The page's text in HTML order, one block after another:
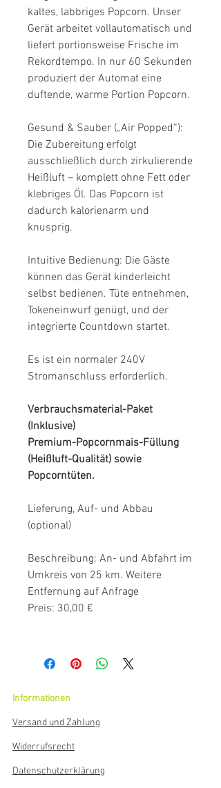
kaltes, labbriges Popcorn. Unser
Gerät arbeitet vollautomatisch und
liefert portionsweise Frische im
Rekordtempo. In nur 60 Sekunden
produziert der Automat eine
duftende, warme Portion Popcorn.
Gesund & Sauber („Air Popped“):
Die Zubereitung erfolgt
ausschließlich durch zirkulierende
Heißluft – komplett ohne Fett oder
klebriges Öl. Das Popcorn ist
dadurch kalorienarm und
knusprig.
​Intuitive Bedienung: Die Gäste
können das Gerät kinderleicht
selbst bedienen. Tüte entnehmen,
Tokeneinwurf genügt, und der
integrierte Countdown startet.
Es ist ein normaler 240V
Stromanschluss erforderlich.
Verbrauchsmaterial-Paket
(Inklusive)
Premium-Popcornmais-Füllung
(Heißluft-Qualität) sowie
Popcorntüten.
​Lieferung, Auf- und Abbau
(optional)
​Beschreibung: An- und Abfahrt im
Umkreis von 25 km. Weitere
Entfernung auf Anfrage
​Preis: 30,00 €
Informationen
Versand und Zahlung
Widerrufsrecht
Datenschutzerklärung